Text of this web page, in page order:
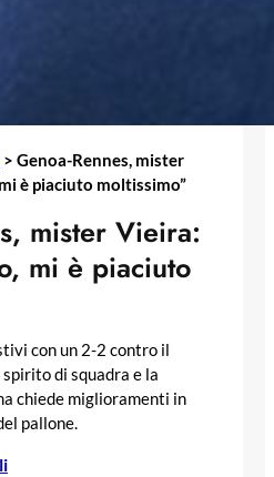
> Genoa-Rennes, mister
è piaciuto moltissimo”
mister Vieira:
mi è piaciuto
con un 2-2 contro il
di squadra e la
chiede miglioramenti in
pallone.